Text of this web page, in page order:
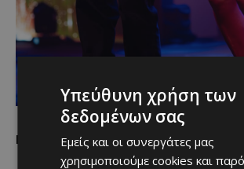
Περισσότερα για το City of Dreams
Υπεύθυνη χρήση των
δεδομένων σας
Εμείς και οι συνεργάτες μας
χρησιμοποιούμε cookies και